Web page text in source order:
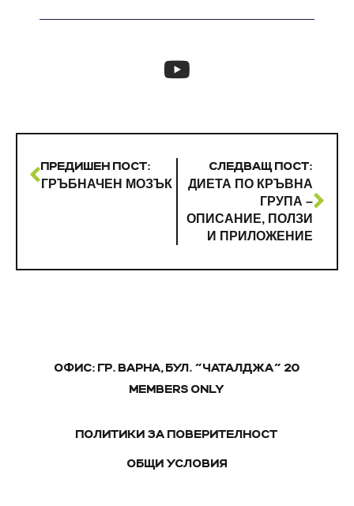
ПРЕДИШЕН ПОСТ:
ГРЪБНАЧЕН МОЗЪК
СЛЕДВАЩ ПОСТ:
ДИЕТА ПО КРЪВНА
ГРУПА –
ОПИСАНИЕ, ПОЛЗИ
И ПРИЛОЖЕНИЕ
ОФИС: ГР. ВАРНА, БУЛ. "ЧАТАЛДЖА" 20
MEMBERS ONLY
ПОЛИТИКИ ЗА ПОВЕРИТЕЛНОСТ
ОБЩИ УСЛОВИЯ